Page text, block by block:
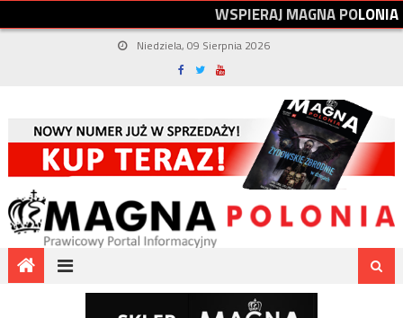
WSPIERAJMAGNAPOLONIA
Niedziela, 09 Sierpnia 2026